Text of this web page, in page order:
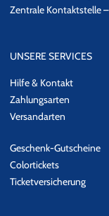
Zentrale Kontaktstelle
UNSERE SERVICES
Hilfe & Kontakt
Zahlungsarten
Versandarten
Geschenk-Gutscheine
Colortickets
Ticketversicherung